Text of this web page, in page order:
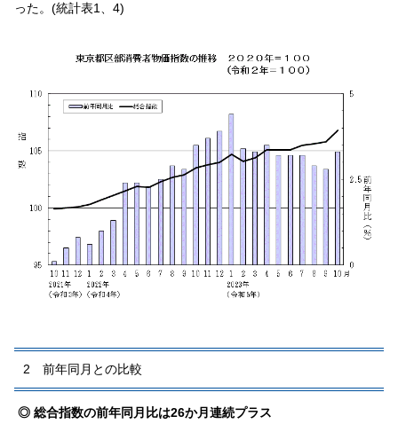
った。(統計表1、4)
2 前年同月との比較
◎ 総合指数の前年同月比は26か月連続プラス